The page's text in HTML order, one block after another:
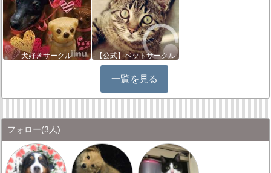
犬好きサークル 【公式】ペットサークル
一覧を見る
フォロー(3人)